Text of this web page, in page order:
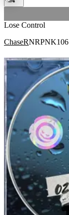
Lose Control
ChaseRNRPNK106